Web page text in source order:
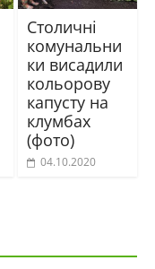
Столичні
комунальни
ки висадили
кольорову
капусту на
клумбах
(фото)
04.10.2020